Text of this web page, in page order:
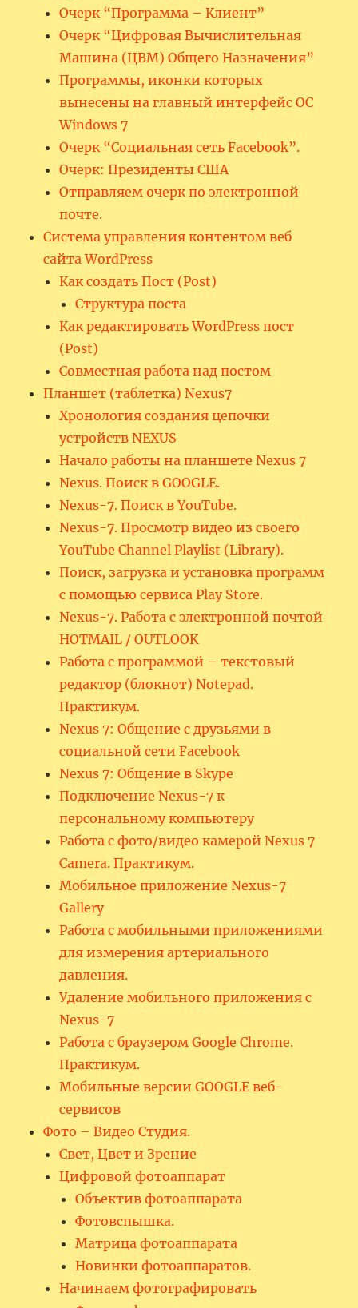
Очерк “Программа – Клиент”
Очерк “Цифровая Вычислительная
Машина (ЦВМ) Общего Назначения”
Программы, иконки которых
вынесены на главный интерфейс ОС
Windows 7
Очерк “Социальная сеть Facebook”.
Очерк: Президенты США
Отправляем очерк по электронной
почте.
Система управления контентом веб
сайта WordPress
Как создать Пост (Post)
Структура поста
Как редактировать WordPress пост
(Post)
Совместная работа над постом
Планшет (таблетка) Nexus7
Хронология создания цепочки
устройств NEXUS
Начало работы на планшете Nexus 7
Nexus. Поиск в GOOGLE.
Nexus-7. Поиск в YouTube.
Nexus-7. Просмотр видео из своего
YouTube Channel Playlist (Library).
Поиск, загрузка и установка программ
с помощью сервиса Play Store.
Nexus-7. Работа с электронной почтой
HOTMAIL / OUTLOOK
Работа с программой – текстовый
редактор (блокнот) Notepad.
Практикум.
Nexus 7: Общение с друзьями в
социальной сети Facebook
Nexus 7: Общение в Skype
Подключение Nexus-7 к
персональному компьютеру
Работа с фото/видео камерой Nexus 7
Camera. Практикум.
Мобильное приложение Nexus-7
Gallery
Работа с мобильными приложениями
для измерения артериального
давления.
Удаление мобильного приложения с
Nexus-7
Работа с браузером Google Chrome.
Практикум.
Мобильные версии GOOGLE веб-
сервисов
Фото – Видео Студия.
Свет, Цвет и Зрение
Цифровой фотоаппарат
Объектив фотоаппарата
Фотовспышка.
Матрица фотоаппарата
Новинки фотоаппаратов.
Начинаем фотографировать